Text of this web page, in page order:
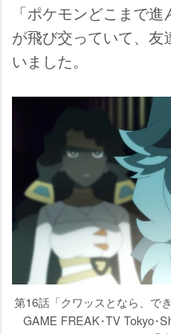
「ポケモンどこまで
が飛び交っていて、友
いました。
第16話「クワッスとなら、で
GAME FREAK･TV Tokyo･